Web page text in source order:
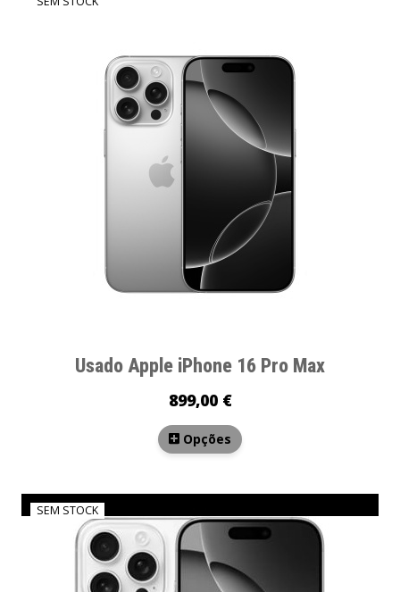
Usado Apple iPhone 16 Pro Max
899,00 €
Opções
SEM STOCK